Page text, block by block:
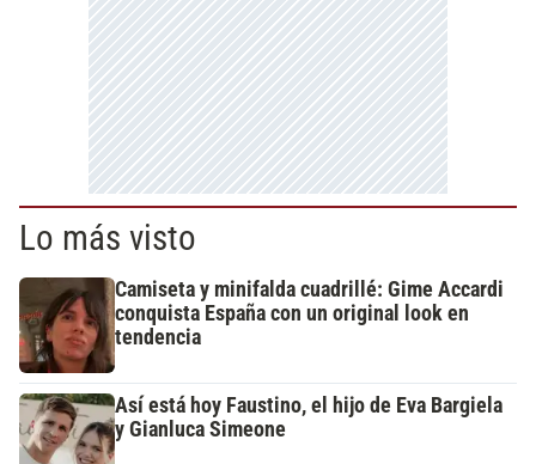
Lo más visto
Camiseta y minifalda cuadrillé: Gime Accardi
conquista España con un original look en
tendencia
Así está hoy Faustino, el hijo de Eva Bargiela
y Gianluca Simeone